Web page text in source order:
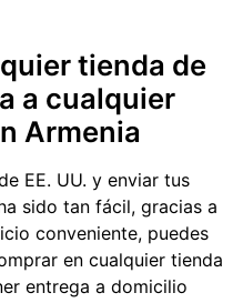
tienda de
a cualquier
Armenia
EE. UU. y enviar tus
sido tan fácil, gracias a
conveniente, puedes
en cualquier tienda
entrega a domicilio